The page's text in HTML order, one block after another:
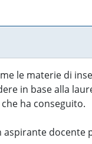
le materie di
in base alla
ha conseguito.
docente